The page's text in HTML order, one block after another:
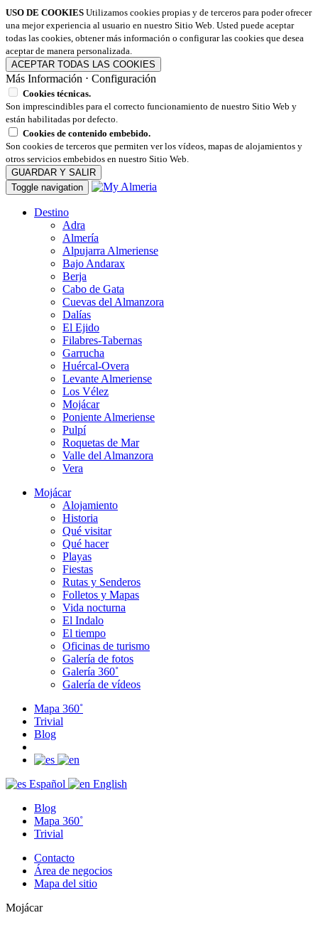
USO DE COOKIES Utilizamos cookies propias y de terceros para poder ofrecer
una mejor experiencia al usuario en nuestro Sitio Web. Usted puede aceptar
todas las cookies, obtener más información o configurar las cookies que desea
aceptar de manera personalizada.
ACEPTAR TODAS LAS COOKIES
Más Información ⋅ Configuración
Cookies técnicas.
Son imprescindibles para el correcto funcionamiento de nuestro Sitio Web y
están habilitadas por defecto.
Cookies de contenido embebido.
Son cookies de terceros que permiten ver los vídeos, mapas de alojamientos y
otros servicios embebidos en nuestro Sitio Web.
GUARDAR Y SALIR
Toggle navigation
Destino
Adra
Almería
Alpujarra Almeriense
Bajo Andarax
Berja
Cabo de Gata
Cuevas del Almanzora
Dalías
El Ejido
Filabres-Tabernas
Garrucha
Huércal-Overa
Levante Almeriense
Los Vélez
Mojácar
Poniente Almeriense
Pulpí
Roquetas de Mar
Valle del Almanzora
Vera
Mojácar
Alojamiento
Historia
Qué visitar
Qué hacer
Playas
Fiestas
Rutas y Senderos
Folletos y Mapas
Vida nocturna
El Indalo
El tiempo
Oficinas de turismo
Galería de fotos
Galería 360˚
Galería de vídeos
Mapa 360˚
Trivial
Blog
Español
English
Blog
Mapa 360˚
Trivial
Contacto
Área de negocios
Mapa del sitio
Mojácar